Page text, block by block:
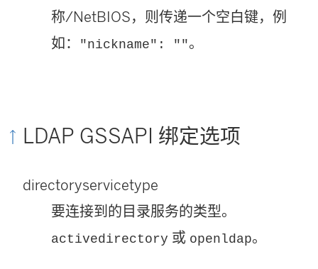
称/NetBIOS，则传递一个空白键，例
如：
"nickname": ""。
LDAP GSSAPI 绑定选项
directoryservicetype
要连接到的目录服务的类型。
activedirectory 或 openldap。